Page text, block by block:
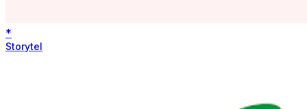
*
Storytel